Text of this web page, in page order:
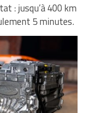
: jusqu’à 400 km
5 minutes.